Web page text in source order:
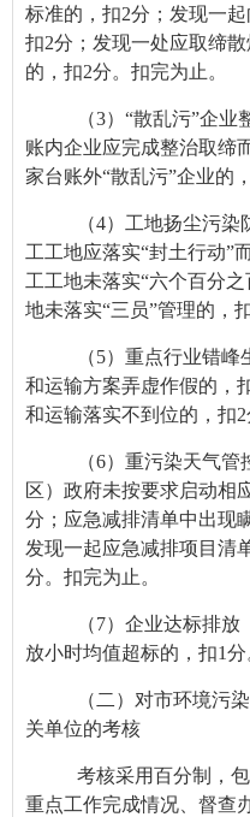
标准的，扣2分；发现一起
扣2分；发现一处应取缔
的，扣2分。扣完为止。
（3） “散乱污”企业
账内企业应完成整治取缔
家台账外“散乱污”企业的
（4） 工地扬尘污染
工工地应落实“封土行动”
工工地未落实“六个百分之
地未落实“三员”管理的，
（5） 重点行业错峰
和运输方案弄虚作假的，
和运输落实不到位的，扣2
（6） 重污染天气管
区）政府未按要求启动相
分；应急减排清单中出现
发现一起应急减排项目清
分。扣完为止。
（7） 企业达标排放
放小时均值超标的，扣1分
（二）对市环境污
关单位的考核
考核采用百分制，
重点工作完成情况、督查